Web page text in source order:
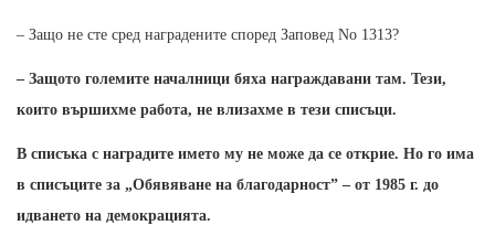
– Защо не сте сред наградените според Заповед No 1313?
– Защото големите началници бяха награждавани там. Тези,
които вършихме работа, не влизахме в тези списъци.
В списъка с наградите името му не може да се открие. Но го има
в списъците за „Обявяване на благодарност” – от 1985 г. до
идването на демокрацията.